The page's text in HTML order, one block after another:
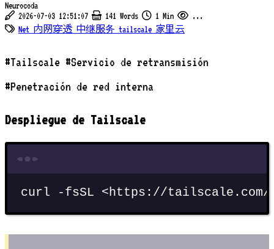
Neurocoda
2026-07-03 12:51:07
141 Words 1 Min
...
Net 内网穿透 中继服务 tailscale 家里云
#Tailscale #Servicio de retransmisión
#Penetración de red interna
Despliegue de Tailscale
curl -fsSL <https://